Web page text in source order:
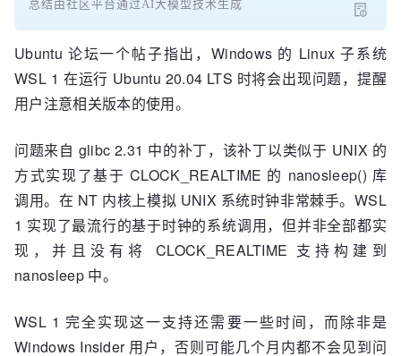
总结由社区平台通过AI大模型技术生成
Ubuntu 论坛一个帖子指出，Windows 的 Linux 子系统
WSL 1 在运行 Ubuntu 20.04 LTS 时将会出现问题，提醒
用户注意相关版本的使用。
问题来自 glibc 2.31 中的补丁，该补丁以类似于 UNIX 的
方式实现了基于 CLOCK_REALTIME 的 nanosleep() 库
调用。在 NT 内核上模拟 UNIX 系统时钟非常棘手。WSL
1 实现了最流行的基于时钟的系统调用，但并非全部都实
现，并且没有将 CLOCK_REALTIME 支持构建到
nanosleep 中。
WSL 1 完全实现这一支持还需要一些时间，而除非是
Windows Insider 用户，否则可能几个月内都不会见到问